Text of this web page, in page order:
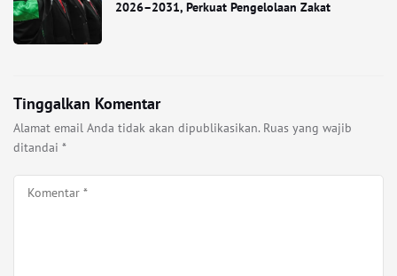
2026–2031, Perkuat Pengelolaan Zakat
Tinggalkan Komentar
Alamat email Anda tidak akan dipublikasikan. Ruas yang wajib
ditandai *